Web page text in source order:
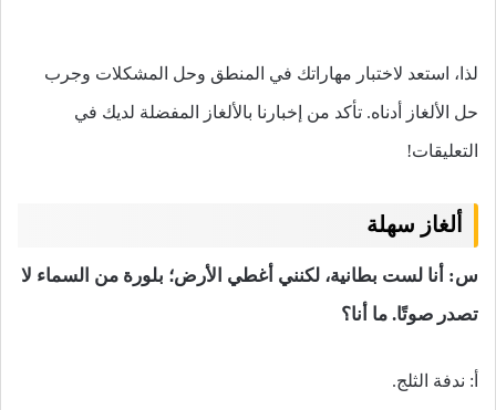
لذا، استعد لاختبار مهاراتك في المنطق وحل المشكلات وجرب
حل الألغاز أدناه. تأكد من إخبارنا بالألغاز المفضلة لديك في
التعليقات!
ألغاز سهلة
س: أنا لست بطانية، لكنني أغطي الأرض؛ بلورة من السماء لا
تصدر صوتًا. ما أنا؟
أ: ندفة الثلج.